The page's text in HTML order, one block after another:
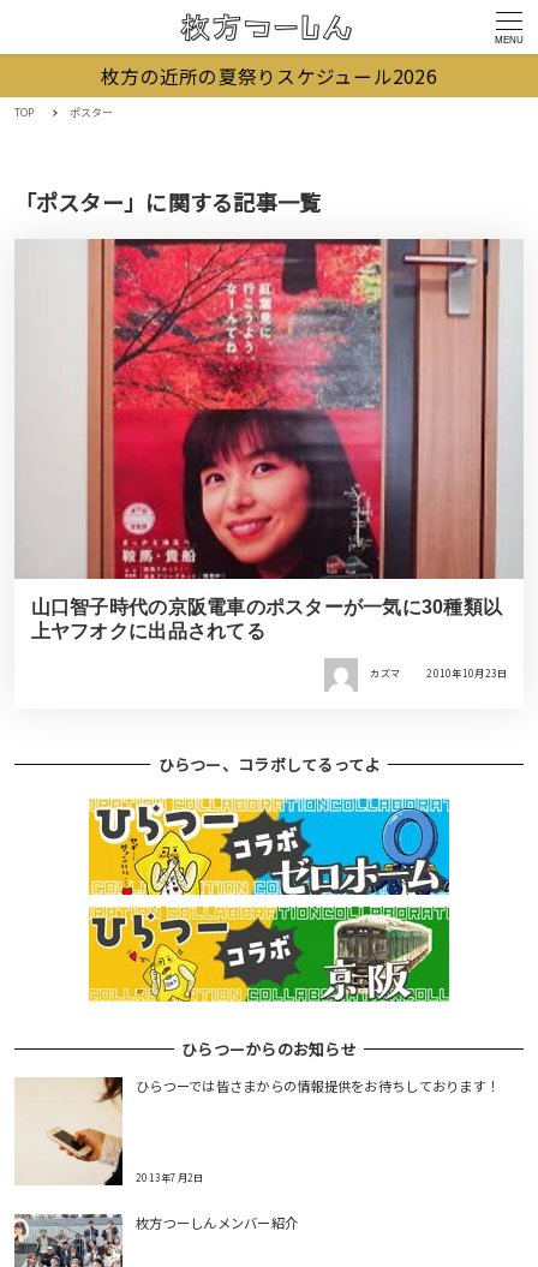
MENU
枚方の近所の夏祭りスケジュール2026
TOP ポスター
「ポスター」に関する記事一覧
山口智子時代の京阪電車のポスターが一気に30種類以
上ヤフオクに出品されてる
カズマ 2010年10月23日
ひらつー、コラボしてるってよ
ひらつーからのお知らせ
ひらつーでは皆さまからの情報提供をお待ちしております！
2013年7月2日
枚方つーしんメンバー紹介